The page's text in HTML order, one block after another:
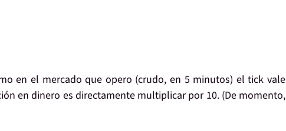
en el mercado que opero (crudo, en 5 minutos) el tick vale
en dinero es directamente multiplicar por 10. (De momento,